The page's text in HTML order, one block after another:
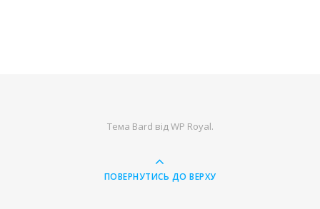
Тема Bard відWP Royal.
ПОВЕРНУТИСЬ ДО ВЕРХУ